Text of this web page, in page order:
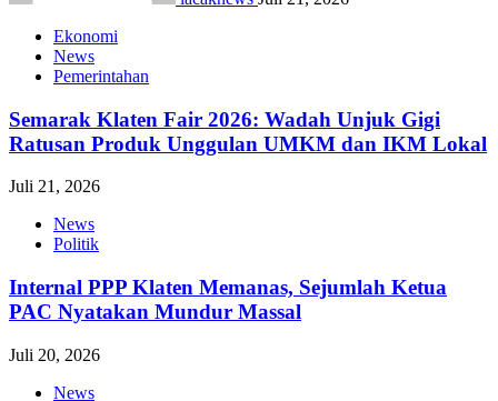
Ekonomi
News
Pemerintahan
Semarak Klaten Fair 2026: Wadah Unjuk Gigi
Ratusan Produk Unggulan UMKM dan IKM Lokal
Juli 21, 2026
News
Politik
Internal PPP Klaten Memanas, Sejumlah Ketua
PAC Nyatakan Mundur Massal
Juli 20, 2026
News